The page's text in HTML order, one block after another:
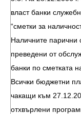
власт банки
“сметки за
Наличните парични
преведени от
банки по сметката
Всички бюджетни
чакащи към
отхвърлени